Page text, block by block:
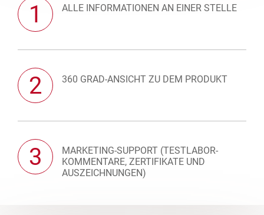
1 ALLE INFORMATIONEN AN EINER STELLE
2 360 GRAD-ANSICHT ZU DEM PRODUKT
3
MARKETING-SUPPORT (TESTLABOR-
KOMMENTARE, ZERTIFIKATE UND
AUSZEICHNUNGEN)